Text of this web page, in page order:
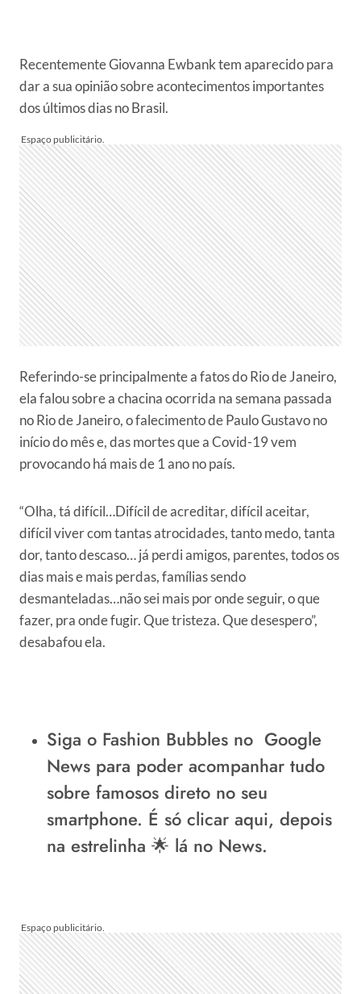
Recentemente Giovanna Ewbank tem aparecido para
dar a sua opinião sobre acontecimentos importantes
dos últimos dias no Brasil.
Referindo-se principalmente a fatos do Rio de Janeiro,
ela falou sobre a chacina ocorrida na semana passada
no Rio de Janeiro, o falecimento de Paulo Gustavo no
início do mês e, das mortes que a Covid-19 vem
provocando há mais de 1 ano no país.
“Olha, tá difícil…Difícil de acreditar, difícil aceitar,
difícil viver com tantas atrocidades, tanto medo, tanta
dor, tanto descaso… já perdi amigos, parentes, todos os
dias mais e mais perdas, famílias sendo
desmanteladas…não sei mais por onde seguir, o que
fazer, pra onde fugir. Que tristeza. Que desespero”,
desabafou ela.
Siga o Fashion Bubbles no Google
News para poder acompanhar tudo
sobre famosos direto no seu
smartphone. É só clicar aqui, depois
na estrelinha 🌟 lá no News.